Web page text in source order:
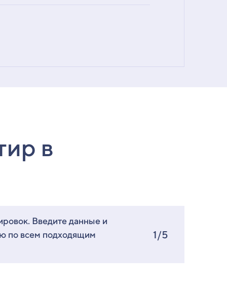
в
Введите данные и
по всем подходящим
1/5